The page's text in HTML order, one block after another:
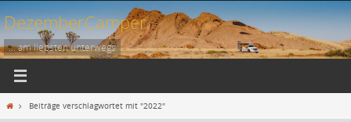
Zum
Inhalt
springen
DezemberCamper
... am liebsten unterwegs
StartBeiträge verschlagwortet mit "2022"